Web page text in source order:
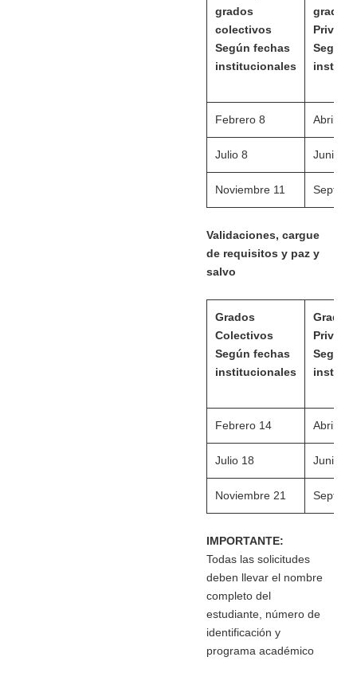
grados
colectivos
Según fechas
institucionales
grados
Según
Febrero 8 Abril 11
Julio 8 Junio 13
Noviembre 11
Validaciones, cargue
de requisitos y paz y
salvo
Grados
Colectivos
Según fechas
institucionales
Grados
Según
Febrero 14 Abril 25
Julio 18 Junio 21
Noviembre 21
IMPORTANTE:
Todas las solicitudes
deben llevar el nombre
completo del
estudiante, número de
identificación y
programa académico